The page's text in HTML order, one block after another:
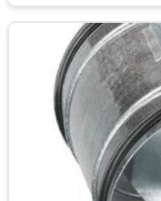
установками
Приводы Сименс
энергопотреблением,
неблагоприятных
применения и
потребителя для
воздуха.